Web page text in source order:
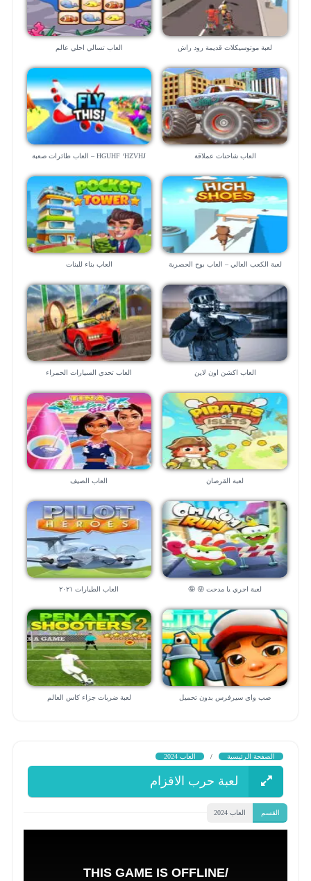
لعبة موتوسيكلات قديمة رود راش العاب تسالي احلي عالم
العاب شاحنات عملاقة HGUHF ‘HZVHJ – العاب طائرات صعبة
لعبة الكعب العالي – العاب بوح الحصرية العاب بناء للبنات
العاب اكشن اون لاين العاب تحدي السيارات الحمراء
لعبة القرصان العاب الصيف
لعبة اجري يا مدحت 😜 🤪 العاب الطيارات ٢٠٢١
صب واي سيرفرس بدون تحميل لعبة ضربات جزاء كاس العالم
الصفحة الرئيسية / العاب 2024
لعبة حرب الاقزام
القسم العاب 2024